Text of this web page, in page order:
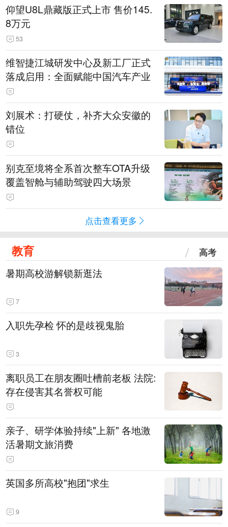
仰望U8L鼎藏版正式上市 售价145.
8万元
53
维智捷江城研发中心及新工厂正式
落成启用：全面赋能中国汽车产业
刘展术：打硬仗，补齐大众安徽的
错位
别克至境将全系首次整车OTA升级
覆盖智舱与辅助驾驶四大场景
点击查看更多
教育 高考
暑期高校游解锁新逛法
7
入职先孕检 怀的是歧视鬼胎
3
离职员工在朋友圈吐槽前老板 法院:
存在侵害其名誉权可能
亲子、研学体验持续"上新" 各地激
活暑期文旅消费
英国多所高校"抱团"求生
9